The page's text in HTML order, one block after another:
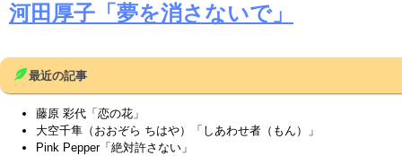
河田厚子「夢を消さないで」
最近の記事
藤原 彩代「恋の花」
大空千隼（おおぞら ちはや）「しあわせ者（もん）」
Pink Pepper「絶対許さない」